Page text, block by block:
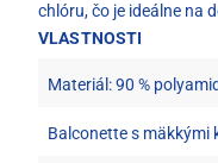
chlóru, čo je ideálne na
VLASTNOSTI
Materiál: 90 %
Balconette s mäkkými